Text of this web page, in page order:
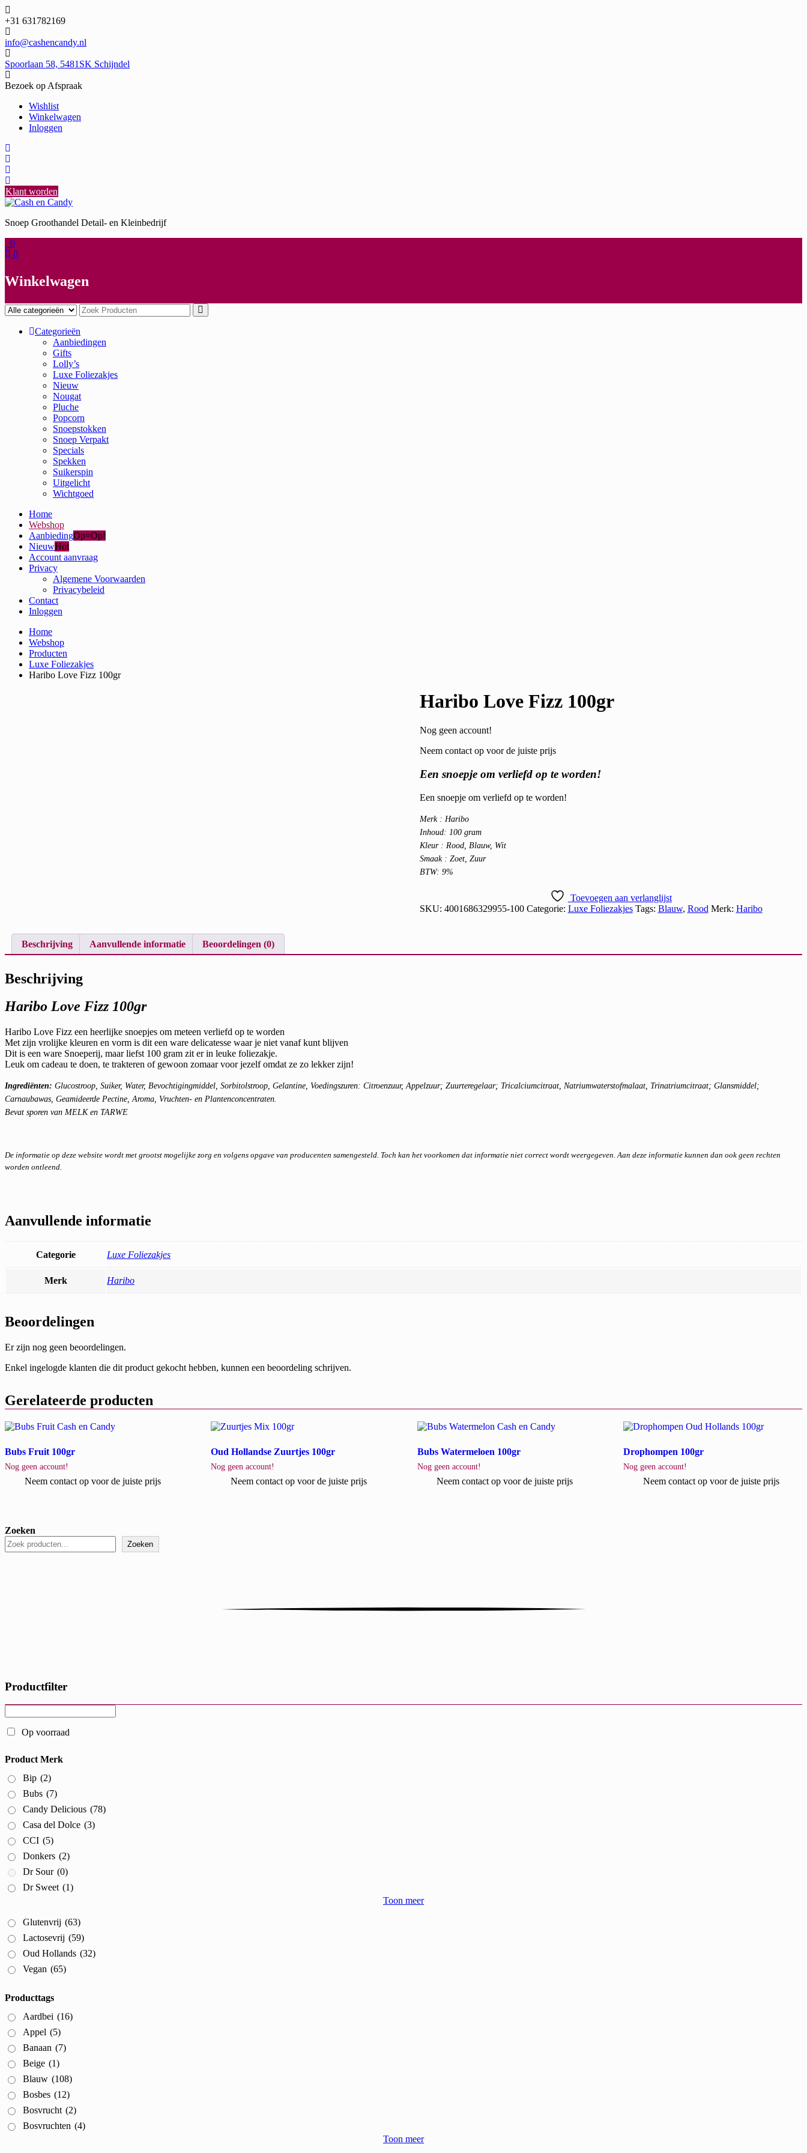
Ga
naar
de
inhoud
+31 631782169
info@cashencandy.nl
Spoorlaan 58, 5481SK Schijndel
Bezoek op Afspraak
Wishlist
Winkelwagen
Inloggen
Klant worden
Snoep Groothandel Detail- en Kleinbedrijf
0
0
Winkelwagen
Categorieën
Aanbiedingen
Gifts
Lolly’s
Luxe Foliezakjes
Nieuw
Nougat
Pluche
Popcorn
Snoepstokken
Snoep Verpakt
Specials
Spekken
Suikerspin
Uitgelicht
Wichtgoed
Home
Webshop
AanbiedingOp=Op!
NieuwHot
Account aanvraag
Privacy
Algemene Voorwaarden
Privacybeleid
Contact
Inloggen
Home
Webshop
Producten
Luxe Foliezakjes
Haribo Love Fizz 100gr
Haribo Love Fizz 100gr
Nog geen account!
Neem contact op voor de juiste prijs
Een snoepje om verliefd op te worden!
Een snoepje om verliefd op te worden!
Merk : Haribo
Inhoud: 100 gram
Kleur : Rood, Blauw, Wit
Smaak : Zoet, Zuur
BTW: 9%
Toevoegen aan verlanglijst
SKU: 4001686329955-100 Categorie: Luxe Foliezakjes Tags: Blauw, Rood Merk: Haribo
Beschrijving Aanvullende informatie Beoordelingen (0)
Beschrijving
Haribo Love Fizz 100gr
Haribo Love Fizz een heerlijke snoepjes om meteen verliefd op te worden
Met zijn vrolijke kleuren en vorm is dit een ware delicatesse waar je niet vanaf kunt blijven
Dit is een ware Snoeperij, maar liefst 100 gram zit er in leuke foliezakje.
Leuk om cadeau te doen, te trakteren of gewoon zomaar voor jezelf omdat ze zo lekker zijn!
Ingrediënten: Glucostroop, Suiker, Water, Bevochtigingmiddel, Sorbitolstroop, Gelantine, Voedingszuren: Citroenzuur, Appelzuur; Zuurteregelaar; Tricalciumcitraat, Natriumwaterstofmalaat, Trinatriumcitraat; Glansmiddel;
Carnaubawas, Geamideerde Pectine, Aroma, Vruchten- en Plantenconcentraten.
Bevat sporen van MELK en TARWE
De informatie op deze website wordt met grootst mogelijke zorg en volgens opgave van producenten samengesteld. Toch kan het voorkomen dat informatie niet correct wordt weergegeven. Aan deze informatie kunnen dan ook geen rechten
worden ontleend.
Aanvullende informatie
Categorie Luxe Foliezakjes
Merk Haribo
Beoordelingen
Er zijn nog geen beoordelingen.
Enkel ingelogde klanten die dit product gekocht hebben, kunnen een beoordeling schrijven.
Gerelateerde producten
Bubs Fruit 100gr
Nog geen account!
Neem contact op voor de juiste prijs
Oud Hollandse Zuurtjes 100gr
Nog geen account!
Neem contact op voor de juiste prijs
Bubs Watermeloen 100gr
Nog geen account!
Neem contact op voor de juiste prijs
Drophompen 100gr
Nog geen account!
Neem contact op voor de juiste prijs
Zoeken
Zoeken
Productfilter
Op voorraad
Product Merk
Bip (2)
Bubs (7)
Candy Delicious (78)
Casa del Dolce (3)
CCI (5)
Donkers (2)
Dr Sour (0)
Dr Sweet (1)
Toon meer
Glutenvrij (63)
Lactosevrij (59)
Oud Hollands (32)
Vegan (65)
Producttags
Aardbei (16)
Appel (5)
Banaan (7)
Beige (1)
Blauw (108)
Bosbes (12)
Bosvrucht (2)
Bosvruchten (4)
Toon meer